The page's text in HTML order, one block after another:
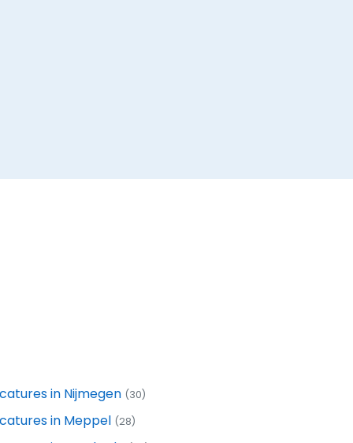
in Nijmegen (30)
in Meppel (28)